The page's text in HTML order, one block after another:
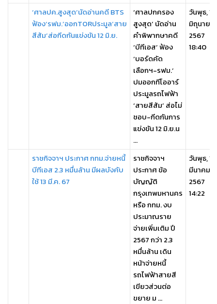
‘ศาลปค.สูงสุด’นัดอ่านคดี BTS
ฟ้อง‘รฟม.’ออกTORประมูล‘สาย
สีส้ม’ส่อกีดกันแข่งขัน 12 มิ.ย.
‘ศาลปกครอง
สูงสุด’ นัดอ่าน
คำพิพากษาคดี
‘บีทีเอส’ ฟ้อง
‘บอร์ดคัด
เลือกฯ-รฟม.’
ปมออกทีโออาร์
ประมูลรถไฟฟ้า
‘สายสีส้ม’ ส่อไม่
ชอบ-กีดกันการ
แข่งขัน 12 มิ.ย.น
...
วันพุธ, 12
มิถุนายน
2567
18:40
ราชกิจจาฯ ประกาศ กทม.จ่ายหนี้
บีทีเอส 2.3 หมื่นล้าน มีผลบังคับ
ใช้ 13 มี.ค. 67
ราชกิจจาฯ
ประกาศ ข้อ
บัญญัติ
กรุงเทพมหานคร
หรือ กทม. งบ
ประมาณราย
จ่ายเพิ่มเติม ปี
2567 กว่า 2.3
หมื่นล้าน เดิน
หน้าจ่ายหนี้
รถไฟฟ้าสายสี
เขียวส่วนต่อ
ขยาย ม ...
วันพุธ, 13
มีนาคม
2567
14:22